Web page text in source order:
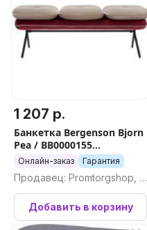
1 207 р.
Банкетка Bergenson Bjorn
Pea / BB0000155
(бежевый/бордовый)
Онлайн-заказ Гарантия
Продавец: Promtorgshop, П
ромторгшоп
Добавить в корзину